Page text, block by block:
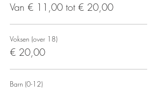
Van € 11,00 tot € 20,00
Voksen (over 18)
€ 20,00
Barn (0-12)